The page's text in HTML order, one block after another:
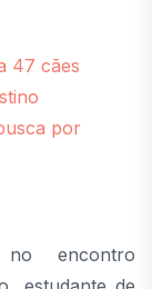
47 cães
por
no encontro